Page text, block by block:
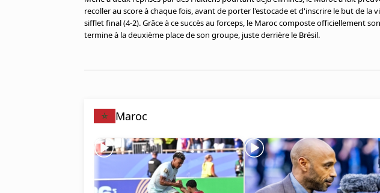
Protection des données
Paramétrer mon consentement
recoller au score à chaque fois, avant de porter l'estocade et d'inscrire le but de la
sifflet final (4-2). Grâce à ce succès au forceps, le Maroc composte officiellement
termine à la deuxième place de son groupe, juste derrière le Brésil.
Maroc